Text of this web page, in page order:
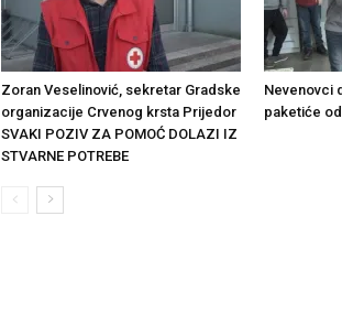
Zoran Veselinović, sekretar Gradske
organizacije Crvenog krsta Prijedor
SVAKI POZIV ZA POMOĆ DOLAZI IZ
STVARNE POTREBE
Nevenovci
paketiće